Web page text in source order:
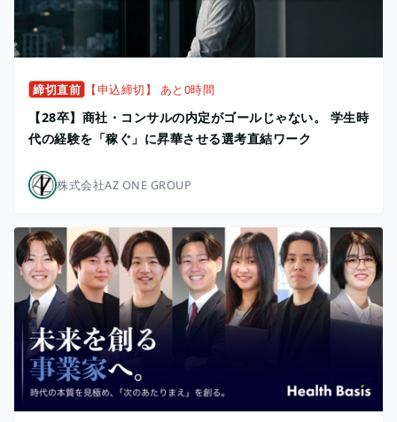
締切直前 【申込締切】 あと0時間
【28卒】商社・コンサルの内定がゴールじゃない。 学生時
代の経験を「稼ぐ」に昇華させる選考直結ワーク
株式会社AZ ONE GROUP